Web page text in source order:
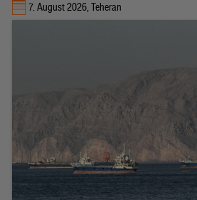
7. August 2026, Teheran